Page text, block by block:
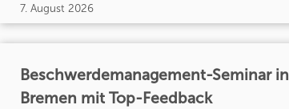
7. August 2026
Beschwerdemanagement-Seminar in
Bremen mit Top-Feedback